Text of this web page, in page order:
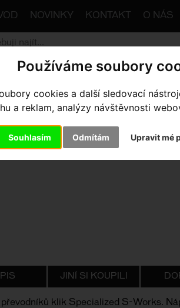
Používáme soubory
cookies a další sledovací
a reklam, analýzy návštěvnosti
Souhlasím Odmítám Upravit mé
NOVINKY KONTAKT O NÁS
15 SW CRANK
JINÍ SI KOUPILI
převodníků klik Specialized S-Works.